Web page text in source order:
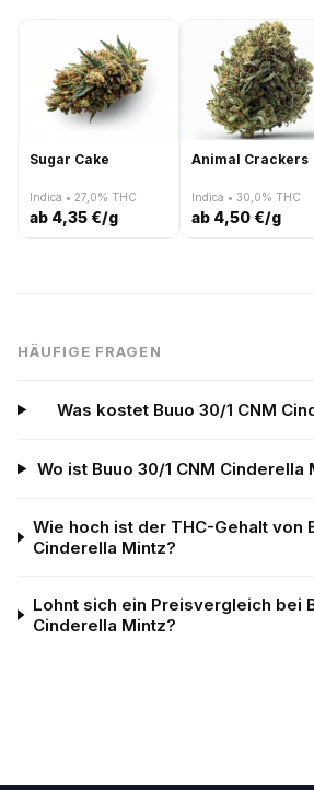
Sugar Cake
Indica • 27,0% THC
ab 4,35 €/g
Animal Crackers
Indica • 30,0% THC
ab 4,50 €/g
HÄUFIGE FRAGEN
Was kostet Buuo 30/1 CNM
Wo ist Buuo 30/1 CNM Cinderella
Wie hoch ist der THC-Gehalt von
Cinderella Mintz?
Lohnt sich ein Preisvergleich bei
Cinderella Mintz?